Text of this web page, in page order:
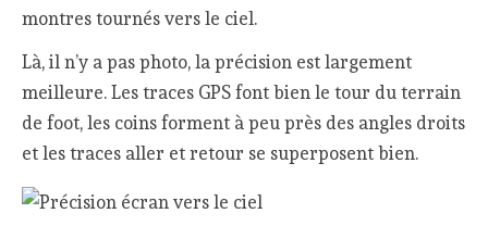
montres tournés vers le ciel.
Là, il n’y a pas photo, la précision est largement
meilleure. Les traces GPS font bien le tour du terrain
de foot, les coins forment à peu près des angles droits
et les traces aller et retour se superposent bien.